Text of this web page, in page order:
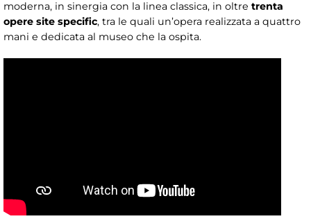
moderna, in sinergia con la linea classica, in oltre trenta
opere site specific, tra le quali un’opera realizzata a quattro
mani e dedicata al museo che la ospita.